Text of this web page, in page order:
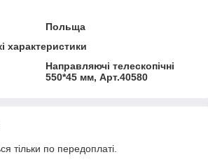
Польща
характеристики
Направляючі телескопічні
550*45 мм, Арт.40580
тільки по передоплаті.